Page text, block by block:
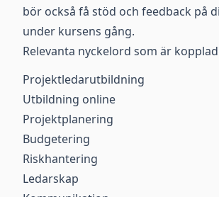
bör också få stöd och feedback på
under kursens gång.
Relevanta nyckelord som är
Projektledarutbildning
Utbildning online
Projektplanering
Budgetering
Riskhantering
Ledarskap